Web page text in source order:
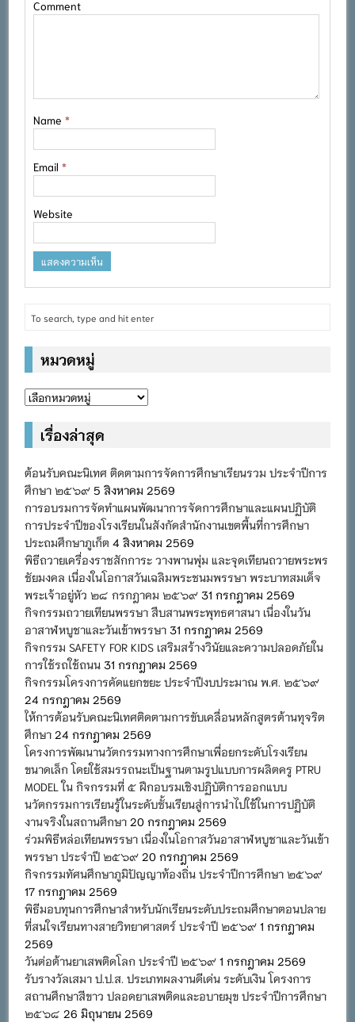
Comment
Name*
Email*
Website
หมวดหมู่
หมวด
เรื่องล่าสุด
ต้อนรับคณะนิเทศ ติดตามการจัดการศึกษาเรียนรวม ประจำปีการ
ศึกษา ๒๕๖๙ 5 สิงหาคม 2569
การอบรมการจัดทำแผนพัฒนาการจัดการศึกษาและแผนปฏิบัติ
การประจำปีของโรงเรียนในสังกัดสำนักงานเขตพื้นที่การศึกษา
ประถมศึกษาภูเก็ต 4 สิงหาคม 2569
พิธีถวายเครื่องราชสักการะ วางพานพุ่ม และจุดเทียนถวายพระพร
ชัยมงคล เนื่องในโอกาสวันเฉลิมพระชนมพรรษา พระบาทสมเด็จ
พระเจ้าอยู่หัว ๒๘ กรกฎาคม ๒๕๖๙ 31 กรกฎาคม 2569
กิจกรรมถวายเทียนพรรษา สืบสานพระพุทธศาสนา เนื่องในวัน
อาสาฬหบูชาและวันเข้าพรรษา 31 กรกฎาคม 2569
กิจกรรม SAFETY FOR KIDS เสริมสร้างวินัยและความปลอดภัยใน
การใช้รถใช้ถนน 31 กรกฎาคม 2569
กิจกรรมโครงการคัดแยกขยะ ประจำปีงบประมาณ พ.ศ. ๒๕๖๙
24 กรกฎาคม 2569
ให้การต้อนรับคณะนิเทศติดตามการขับเคลื่อนหลักสูตรต้านทุจริต
ศึกษา 24 กรกฎาคม 2569
โครงการพัฒนานวัตกรรมทางการศึกษาเพื่อยกระดับโรงเรียน
ขนาดเล็ก โดยใช้สมรรถนะเป็นฐานตามรูปแบบการผลิตครู PTRU
MODEL ใน กิจกรรมที่ ๕ ฝึกอบรมเชิงปฏิบัติการออกแบบ
นวัตกรรมการเรียนรู้ในระดับชั้นเรียนสู่การนำไปใช้ในการปฏิบัติ
งานจริงในสถานศึกษา 20 กรกฎาคม 2569
ร่วมพิธีหล่อเทียนพรรษา เนื่องในโอกาสวันอาสาฬหบูชาและวันเข้า
พรรษา ประจำปี ๒๕๖๙ 20 กรกฎาคม 2569
กิจกรรมทัศนศึกษาภูมิปัญญาท้องถิ่น ประจำปีการศึกษา ๒๕๖๙
17 กรกฎาคม 2569
พิธีมอบทุนการศึกษาสำหรับนักเรียนระดับประถมศึกษาตอนปลาย
ที่สนใจเรียนทางสายวิทยาศาสตร์ ประจำปี ๒๕๖๙ 1 กรกฎาคม
2569
วันต่อต้านยาเสพติดโลก ประจำปี ๒๕๖๙ 1 กรกฎาคม 2569
รับรางวัลเสมา ป.ป.ส. ประเภทผลงานดีเด่น ระดับเงิน โครงการ
สถานศึกษาสีขาว ปลอดยาเสพติดและอบายมุข ประจำปีการศึกษา
๒๕๖๘ 26 มิถุนายน 2569